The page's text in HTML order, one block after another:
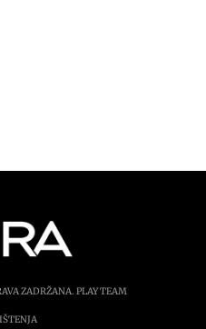
ZADRŽANA. PLAY TEAM